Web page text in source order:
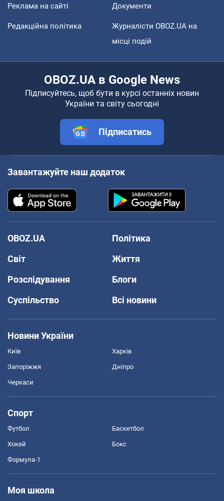
Реклама на сайті Документи
Редакційна політика
Журналісти OBOZ.UA на
місці подій
OBOZ.UA в Google News
Підписуйтесь, щоб бути в курсі останніх новин
України та світу сьогодні
Підписатись
Завантажуйте наш додаток
OBOZ.UA
Політика
Світ
Життя
Розслідування
Блоги
Суспільство
Всі новини
Новини України
Київ Харків
Запоріжжя Дніпро
Черкаси
Спорт
Футбол Баскетбол
Хокей Бокс
Формула-1
Моя школа